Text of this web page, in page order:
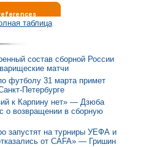
таблица
состав сборной России
матчи
футболу 31 марта примет
Петербурге
к Карпину нет» — Дзюба
о возвращении в сборную
запустят на турниры УЕФА и
от CAFA» — Гришин